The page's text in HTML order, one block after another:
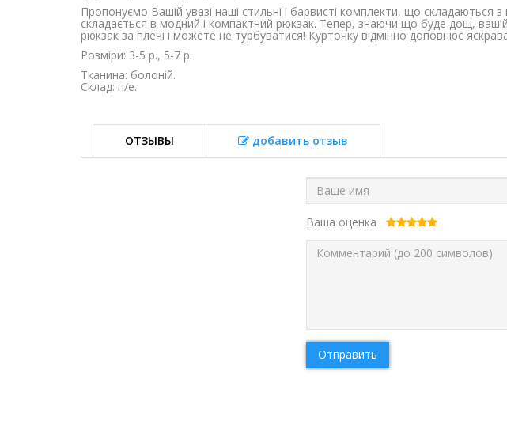
Пропонуємо Вашій увазі наші стильні і барвисті комплекти, що
складається в модний і компактний рюкзак. Тепер, знаючи що буде дощ,
рюкзак за плечі і можете не турбуватися! Курточку відмінно доповнює
Розміри: 3-5 р., 5-7 р.
Тканина: болоній.
Склад: п/е.
ОТЗЫВЫ добавить отзыв
Ваша оценка
Отправить